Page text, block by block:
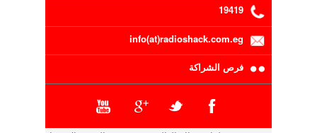
19419
info(at)radioshack.com.eg
فرص الشراكة